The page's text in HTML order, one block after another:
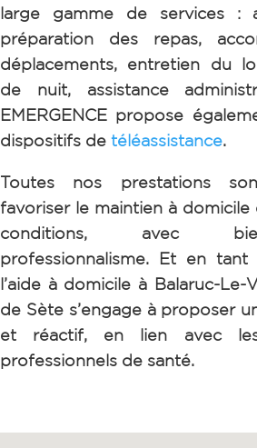
large gamme de services :
préparation des repas,
déplacements, entretien du
de nuit, assistance
EMERGENCE propose
dispositifs de téléassistance.
Toutes nos prestations
favoriser le maintien à domicile
conditions, avec
professionnalisme.
Et en tant
l’aide à domicile à Balaruc-
de Sète s’engage à proposer
et réactif, en lien avec
professionnels de santé.